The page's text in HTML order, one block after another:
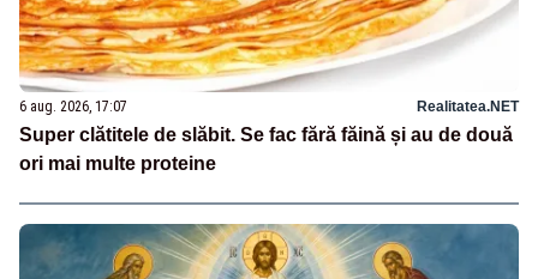
6 aug. 2026, 17:07 Realitatea.NET
Super clătitele de slăbit. Se fac fără făină și au de două
ori mai multe proteine